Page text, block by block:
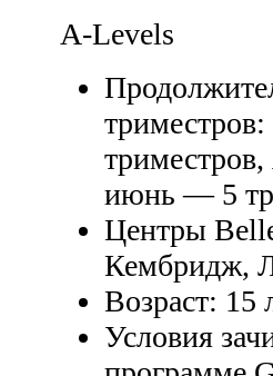
A-Levels
июнь — 5
Центры
Кембридж,
Возраст: 15
Условия